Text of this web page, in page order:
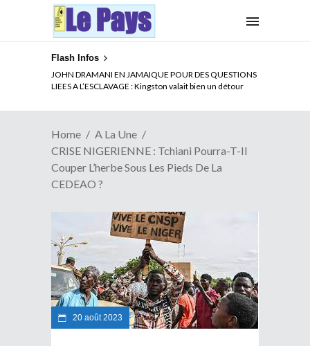
Flash Infos
ELECTION DE TALON A LA TETE DU SENAT BENINOIS :
Quand Patrice quitte le pouvoir sans partir !
Home
A La Une
CRISE NIGERIENNE : Tchiani Pourra-T-Il
Couper L’herbe Sous Les Pieds De La
CEDEAO ?
20 août 2023